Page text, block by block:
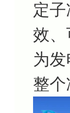
定
效
为
整